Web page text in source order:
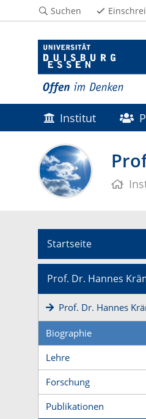
Suchen
Institut
Startseite
Prof. Dr. Hannes
Prof. Dr. Hannes
Biographie
Lehre
Forschung
Publikationen